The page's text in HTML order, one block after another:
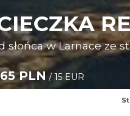
słońca w Larnace ze
65 PLN / 15 EUR